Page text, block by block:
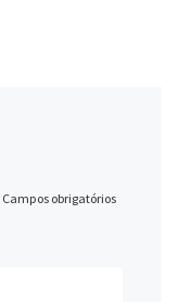
Campos obrigatórios